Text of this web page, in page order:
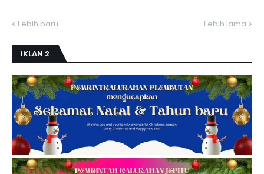
Lebih baru Lebih lama
IKLAN 2